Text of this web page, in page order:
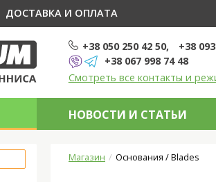
ДОСТАВКА И ОПЛАТА
+38 050 250 42 50
+38
+38 067 998 74 48
Смотреть все контакты и
НОВОСТИ И СТАТЬИ
Магазин Основания / Blades